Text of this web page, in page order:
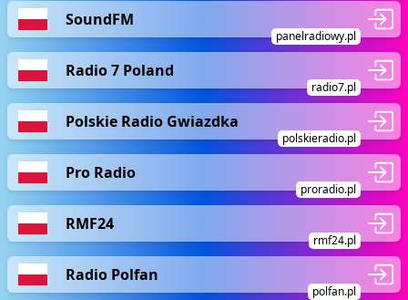
SoundFM
panelradiowy.pl
Radio 7 Poland
radio7.pl
Polskie Radio Gwiazdka
polskieradio.pl
Pro Radio
proradio.pl
RMF24
rmf24.pl
Radio Polfan
polfan.pl